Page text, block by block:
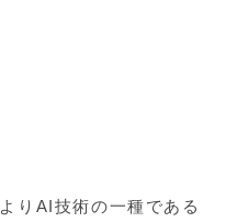
りAI技術の一種である